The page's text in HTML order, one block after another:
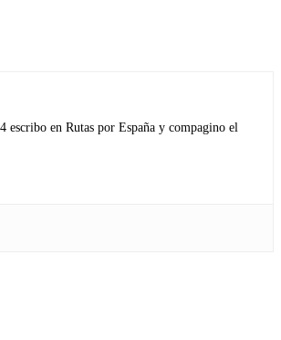
en Rutas por España y compagino el